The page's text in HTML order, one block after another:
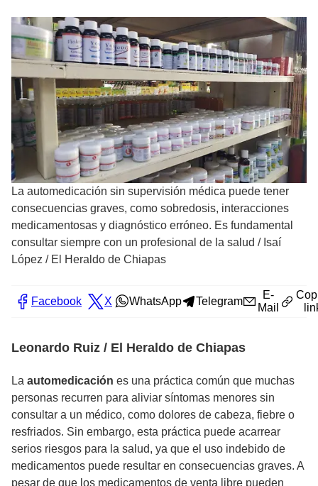
La automedicación sin supervisión médica puede tener
consecuencias graves, como sobredosis, interacciones
medicamentosas y diagnóstico erróneo. Es fundamental
consultar siempre con un profesional de la salud / Isaí
López / El Heraldo de Chiapas
Facebook X WhatsApp Telegram
E-
Mail
Leonardo Ruiz / El Heraldo de Chiapas
La automedicación es una práctica común que muchas
personas recurren para aliviar síntomas menores sin
consultar a un médico, como dolores de cabeza, fiebre o
resfriados. Sin embargo, esta práctica puede acarrear
serios riesgos para la salud, ya que el uso indebido de
medicamentos puede resultar en consecuencias graves. A
pesar de que los medicamentos de venta libre pueden